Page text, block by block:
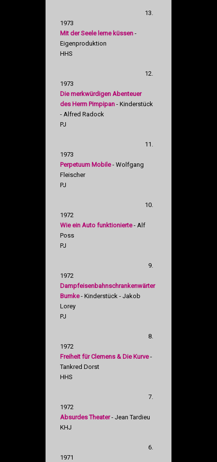
13.
1973
Mit der Seele lerne küssen -
Eigenproduktion
HHS
12.
1973
Die merkwürdigen Abenteuer
des Herrn Pimpipan - Kinderstück
- Alfred Radock
PJ
11.
1973
Perpetuum Mobile- Wolfgang
Fleischer
PJ
10.
1972
Wie ein Auto funktionierte- Alf
Poss
PJ
9.
1972
Dampfeisenbahnschrankenwärter
Bumke- Kinderstück - Jakob
Lorey
PJ
8.
1972
Freiheit für Clemens & Die Kurve-
Tankred Dorst
HHS
7.
1972
Absurdes Theater- Jean Tardieu
KHJ
6.
1971